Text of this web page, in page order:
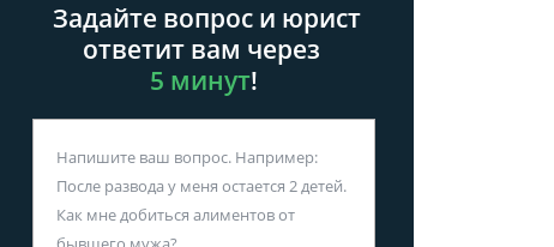
Задайте вопрос и юрист
ответит вам через
5 минут!